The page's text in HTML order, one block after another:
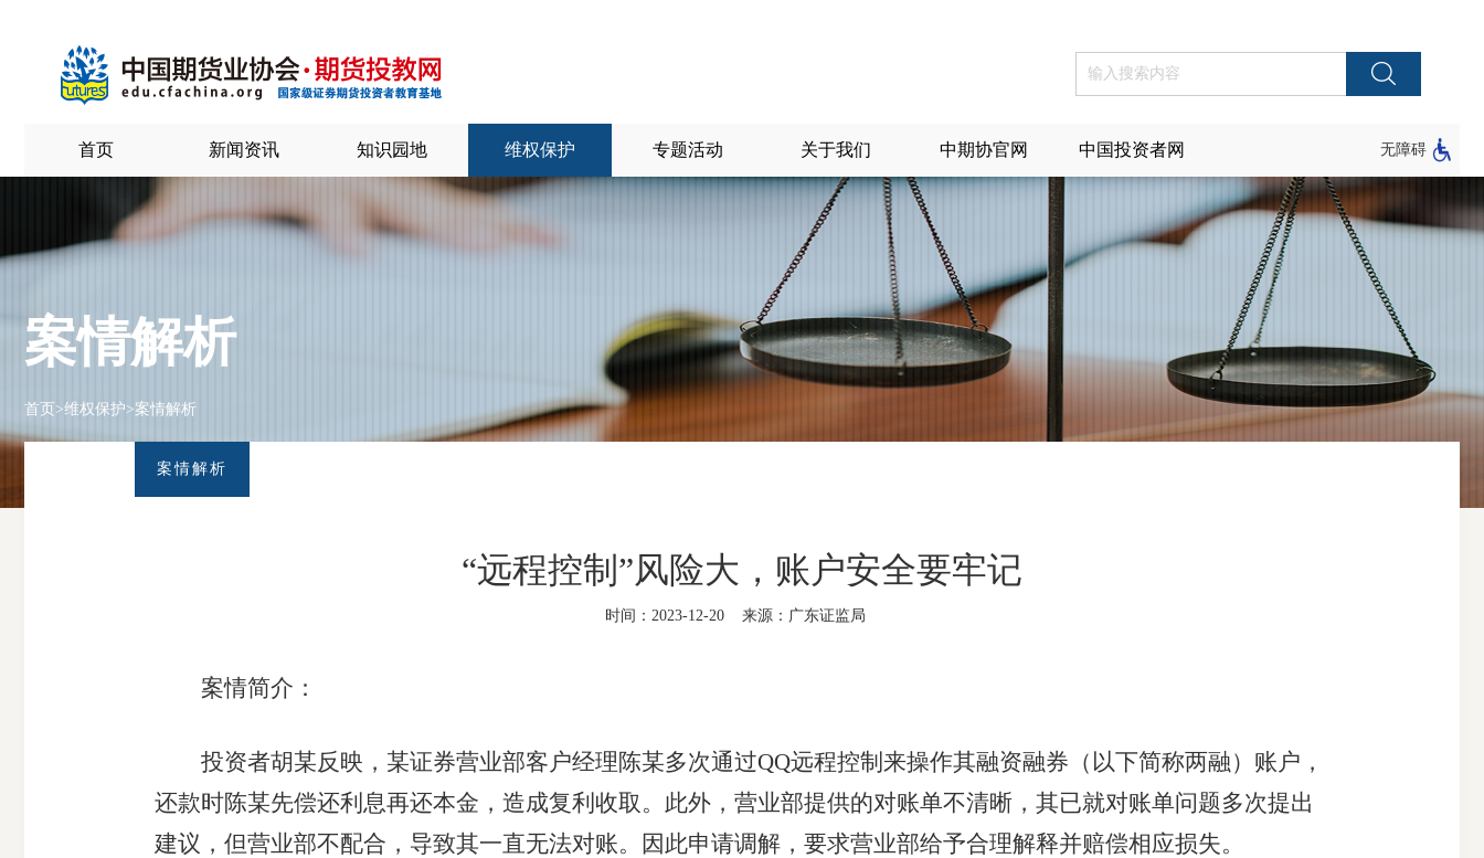
首页 新闻资讯 知识园地 维权保护 专题活动 关于我们 中期协官网 中国投资者网 无障碍
案情解析
首页>维权保护>案情解析
案情解析
“远程控制”风险大，账户安全要牢记
时间：2023-12-20 来源：广东证监局
案情简介：
投资者胡某反映，某证券营业部客户经理陈某多次通过QQ远程控制来操作其融资融券（以下简称两融）账户，
还款时陈某先偿还利息再还本金，造成复利收取。此外，营业部提供的对账单不清晰，其已就对账单问题多次提出
建议，但营业部不配合，导致其一直无法对账。因此申请调解，要求营业部给予合理解释并赔偿相应损失。